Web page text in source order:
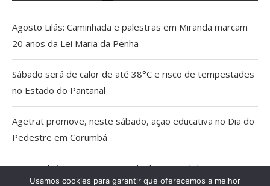
Agosto Lilás: Caminhada e palestras em Miranda marcam
20 anos da Lei Maria da Penha
Sábado será de calor de até 38°C e risco de tempestades
no Estado do Pantanal
Agetrat promove, neste sábado, ação educativa no Dia do
Pedestre em Corumbá
AGU pedirá na Justiça a retirada do Discord do ar
Usamos cookies para garantir que oferecemos a melhor